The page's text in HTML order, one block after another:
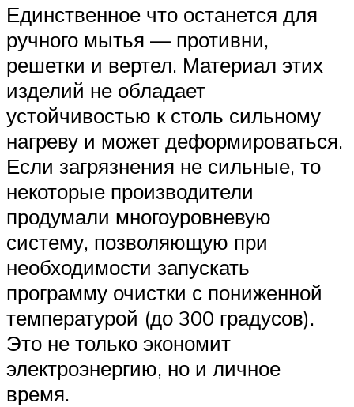
Единственное что останется для
ручного мытья — противни,
решетки и вертел. Материал этих
изделий не обладает
устойчивостью к столь сильному
нагреву и может деформироваться.
Если загрязнения не сильные, то
некоторые производители
продумали многоуровневую
систему, позволяющую при
необходимости запускать
программу очистки с пониженной
температурой (до 300 градусов).
Это не только экономит
электроэнергию, но и личное
время.